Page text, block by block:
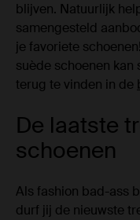
blijven. Natuurlijk
samengesteld
je favoriete
suède schoenen kan
terug te vinden in de
De laatste
schoenen
Als fashion bad-ass
durf jij de nieuwste